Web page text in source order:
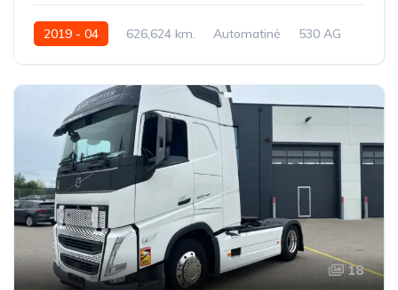
2019 - 04 626,624 km. Automatinė
530 AG
18